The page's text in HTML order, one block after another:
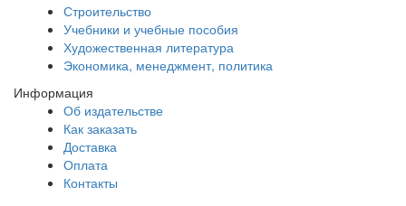
Строительство
Учебники и учебные пособия
Художественная литература
Экономика, менеджмент, политика
Информация
Об издательстве
Как заказать
Доставка
Оплата
Контакты